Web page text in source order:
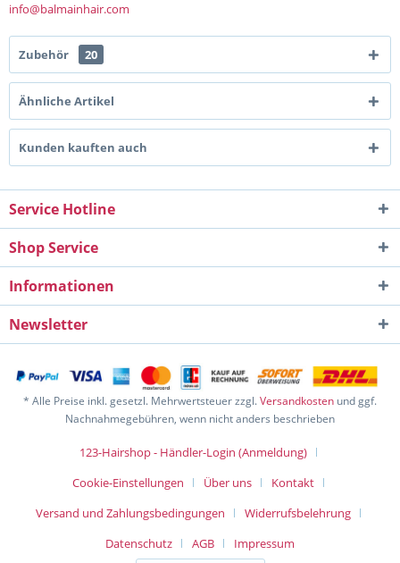
info@balmainhair.com
Zubehör 20
Ähnliche Artikel
Kunden kauften auch
Service Hotline
Shop Service
Informationen
Newsletter
* Alle Preise inkl. gesetzl. Mehrwertsteuer zzgl.Versandkosten und ggf.
Nachnahmegebühren, wenn nicht anders beschrieben
123-Hairshop - Händler-Login (Anmeldung)
Cookie-Einstellungen
Über uns
Kontakt
Versand und Zahlungsbedingungen
Widerrufsbelehrung
Datenschutz
AGB Impressum